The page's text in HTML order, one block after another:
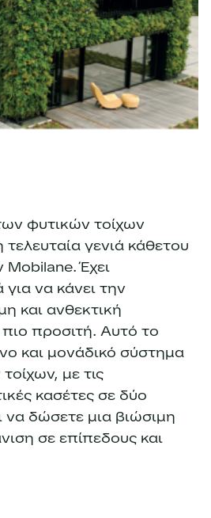
φυτικών τοίχων
τελευταία γενιά κάθετου
Έχει
για να κάνει την
και ανθεκτική
προσιτή. Αυτό το
και μονάδικό σύστημα
με τις
κασέτες σε δύο
να δώσετε μια βιώσιμη
σε επίπεδους και